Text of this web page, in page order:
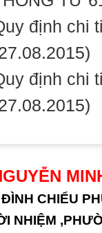
định chi
định chi
CHIỂU
NHIỆM